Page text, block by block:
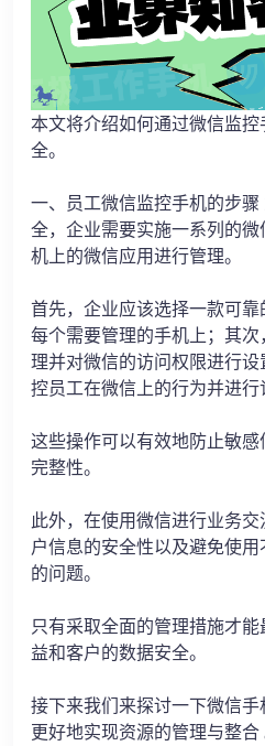
本文将介绍如何通过微信监
全。
一、员工微信监控手机的步
全，企业需要实施一系列的
机上的微信应用进行管理。
首先，企业应该选择一款可
每个需要管理的手机上；其
理并对微信的访问权限进行
控员工在微信上的行为并进行
这些操作可以有效地防止敏
完整性。
此外，在使用微信进行业务
户信息的安全性以及避免使
的问题。
只有采取全面的管理措施才
益和客户的数据安全。
接下来我们来探讨一下微信
更好地实现资源的管理与整合